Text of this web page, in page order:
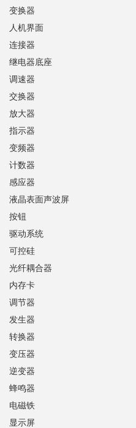
变换器
人机界面
连接器
继电器底座
调速器
交换器
放大器
指示器
变频器
计数器
感应器
液晶表面声波屏
按钮
驱动系统
可控硅
光纤耦合器
内存卡
调节器
发生器
转换器
变压器
逆变器
蜂鸣器
电磁铁
显示屏